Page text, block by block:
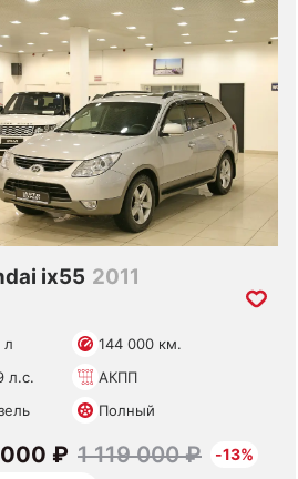
ix55 2011
л
144 000 км.
л.с.
АКПП
Полный
₽ 1 119 000 ₽
-13%